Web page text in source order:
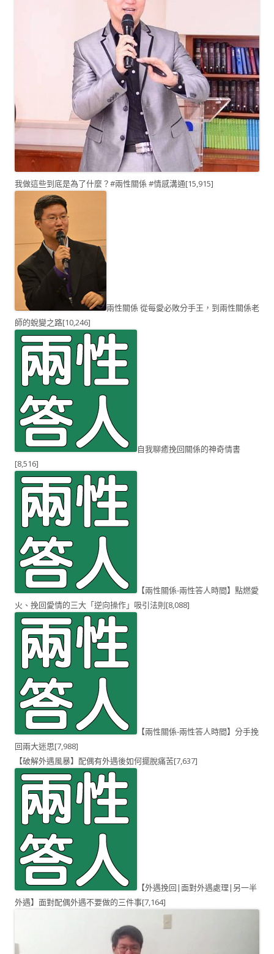
我做這些到底是為了什麼？#兩性關係 #情感溝通[15,915]
兩性關係 從每愛必敗分手王，到兩性關係老
師的蛻變之路[10,246]
自我聊癒挽回關係的神奇情書
[8,516]
【兩性關係-兩性答人時間】點燃愛
火、挽回愛情的三大「逆向操作」吸引法則[8,088]
【兩性關係-兩性答人時間】分手挽
回兩大迷思[7,988]
【破解外遇風暴】配偶有外遇後如何擺脫痛苦[7,637]
【外遇挽回|面對外遇處理|另一半
外遇】面對配偶外遇不要做的三件事[7,164]